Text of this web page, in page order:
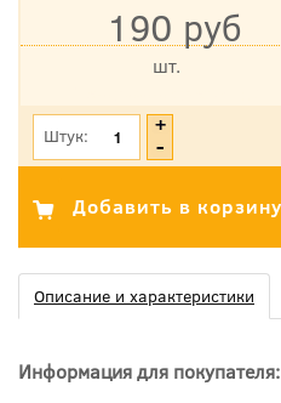
190 руб
шт.
Штук:
Описание и характеристики
Информация для покупателя: